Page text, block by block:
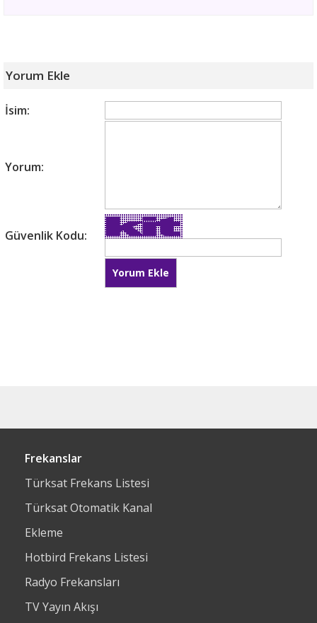
Yorum Ekle
İsim:
Yorum:
Güvenlik Kodu:
Frekanslar
Türksat Frekans Listesi
Türksat Otomatik Kanal
Ekleme
Hotbird Frekans Listesi
Radyo Frekansları
TV Yayın Akışı